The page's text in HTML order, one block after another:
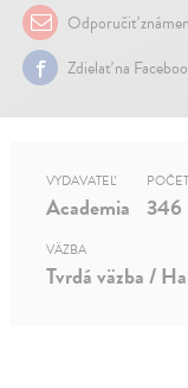
Odporučiť
Zdielať na
VYDAVATEĽ
Academia 346
VÄZBA
Tvrdá väzba /